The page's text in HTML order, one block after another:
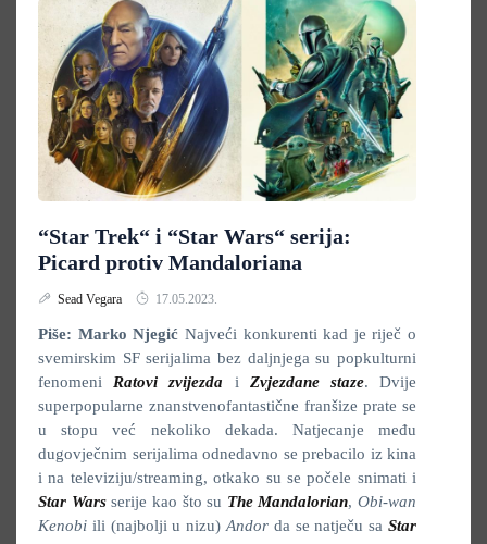
“Star Trek“ i “Star Wars“ serija:
Picard protiv Mandaloriana
Sead Vegara 17.05.2023.
Piše: Marko Njegić Najveći konkurenti kad je riječ o
svemirskim SF serijalima bez daljnjega su popkulturni
fenomeni Ratovi zvijezda i Zvjezdane staze. Dvije
superpopularne znanstvenofantastične franšize prate se
u stopu već nekoliko dekada. Natjecanje među
dugovječnim serijalima odnedavno se prebacilo iz kina
i na televiziju/streaming, otkako su se počele snimati i
Star Warsserije kao što su The Mandalorian, Obi-wan
Kenobi ili (najbolji u nizu) Andor da se natječu sa Star